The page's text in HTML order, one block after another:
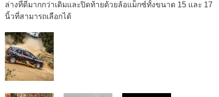
ล่างที่ดีมากกว่าเดิมและปิดท้ายด้วยล้อแม็กซ์ทั้งขนาด 15 และ 17
นิ้วที่สามารถเลือกได้